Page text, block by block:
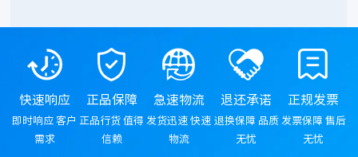
快速响应
即时响应 客户
需求
正品保障
正品行货 值得
信赖
急速物流
发货迅速 快速
物流
退还承诺
退换保障 品质
无忧
正规发票
发票保障 售后
无忧